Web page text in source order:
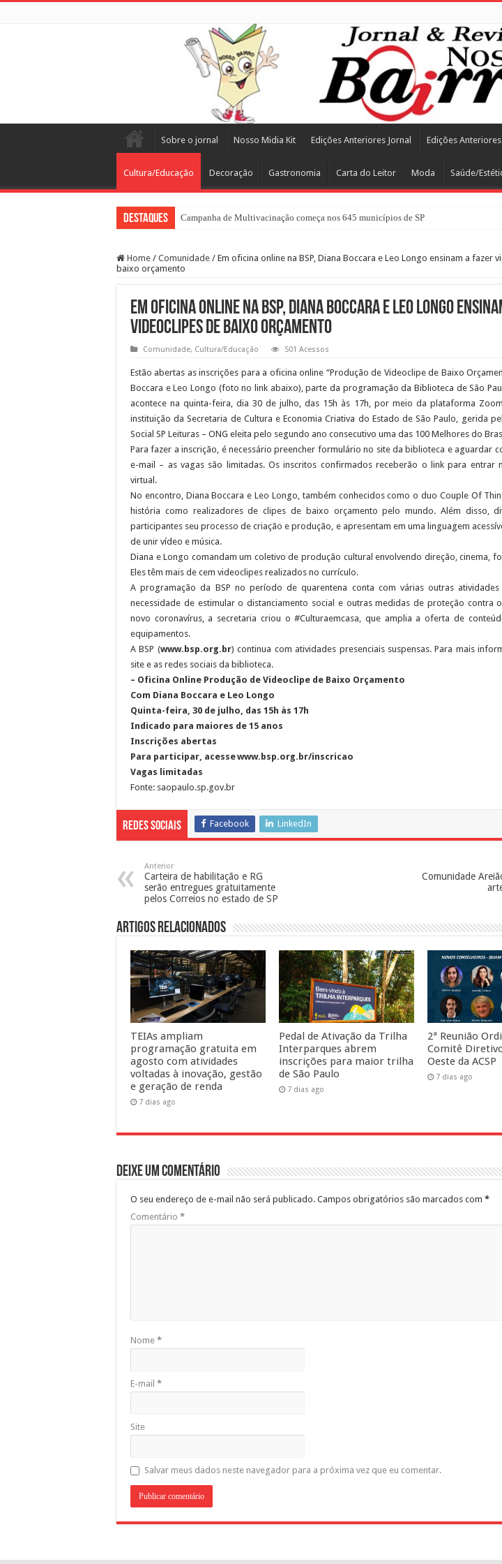
Sobre o jornal Nosso Midia Kit Edições Anteriores Jornal Edições Anteriores
Cultura/Educação Decoração Gastronomia Carta do Leitor Moda Saúde/
Destaques Campanha de Multivacinação começa nos 645 municípios de SP
Home / Comunidade / Em oficina online na BSP, Diana Boccara e Leo Longo ensinam a fazer
baixo orçamento
Em oficina online na BSP, Diana Boccara e Leo Longo
videoclipes de baixo orçamento
Comunidade, Cultura/Educação 501 Acessos
Estão abertas as inscrições para a oficina online “Produção de Videoclipe de Baixo
Boccara e Leo Longo (foto no link abaixo), parte da programação da Biblioteca de São
acontece na quinta-feira, dia 30 de julho, das 15h às 17h, por meio da plataforma
instituição da Secretaria de Cultura e Economia Criativa do Estado de São Paulo, gerida
Social SP Leituras – ONG eleita pelo segundo ano consecutivo uma das 100 Melhores do
Para fazer a inscrição, é necessário preencher formulário no site da biblioteca e aguardar
e-mail – as vagas são limitadas. Os inscritos confirmados receberão o link para entrar
virtual.
No encontro, Diana Boccara e Leo Longo, também conhecidos como o duo Couple Of
história como realizadores de clipes de baixo orçamento pelo mundo. Além disso,
participantes seu processo de criação e produção, e apresentam em uma linguagem
de unir vídeo e música.
Diana e Longo comandam um coletivo de produção cultural envolvendo direção, cinema,
Eles têm mais de cem videoclipes realizados no currículo.
A programação da BSP no período de quarentena conta com várias outras
necessidade de estimular o distanciamento social e outras medidas de proteção contra
novo coronavírus, a secretaria criou o #Culturaemcasa, que amplia a oferta de
equipamentos.
A BSP (www.bsp.org.br) continua com atividades presenciais suspensas. Para mais
site e as redes sociais da biblioteca.
– Oficina Online Produção de Videoclipe de Baixo Orçamento
Com Diana Boccara e Leo Longo
Quinta-feira, 30 de julho, das 15h às 17h
Indicado para maiores de 15 anos
Inscrições abertas
Para participar, acesse www.bsp.org.br/inscricao
Vagas limitadas
Fonte: saopaulo.sp.gov.br
Redes Sociais Facebook LinkedIn
Anterior
Carteira de habilitação e RG
serão entregues gratuitamente
pelos Correios no estado de SP
Comunidade
Artigos Relacionados
TEIAs ampliam
programação gratuita em
agosto com atividades
voltadas à inovação, gestão
e geração de renda
7 dias ago
Pedal de Ativação da Trilha
Interparques abrem
inscrições para maior trilha
de São Paulo
7 dias ago
2ª Reunião
Comitê
Oeste da ACSP
7 dias ago
Deixe um comentário
O seu endereço de e-mail não será publicado. Campos obrigatórios são marcados com *
Comentário *
Nome *
E-mail *
Site
Salvar meus dados neste navegador para a próxima vez que eu comentar.